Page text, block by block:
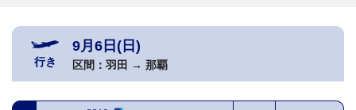
行き
9月6日(日)
区間： 羽田 → 那覇